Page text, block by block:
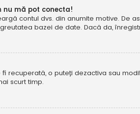
mă pot conecta!
contul dvs. din anumite motive. De
bazei de date. Dacă da,
recuperată, o puteți dezactiva sau
scurt timp.